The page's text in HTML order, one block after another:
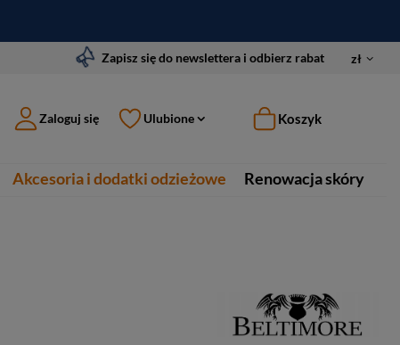
Zapisz się do newslettera i odbierz rabat zł
Zaloguj się Ulubione Koszyk
Akcesoria i dodatki odzieżowe
Renowacja skóry